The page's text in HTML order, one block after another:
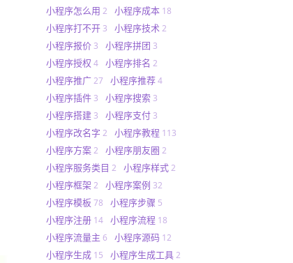
小程序怎么用 2 小程序成本 18
小程序打不开 3 小程序技术 2
小程序报价 3 小程序拼团 3
小程序授权 4 小程序排名 2
小程序推广 27 小程序推荐 4
小程序插件 3 小程序搜索 3
小程序搭建 3 小程序支付 3
小程序改名字 2 小程序教程 113
小程序方案 2 小程序朋友圈 2
小程序服务类目 2 小程序样式 2
小程序框架 2 小程序案例 32
小程序模板 78 小程序步骤 5
小程序注册 14 小程序流程 18
小程序流量主 6 小程序源码 12
小程序生成 15 小程序生成工具 2